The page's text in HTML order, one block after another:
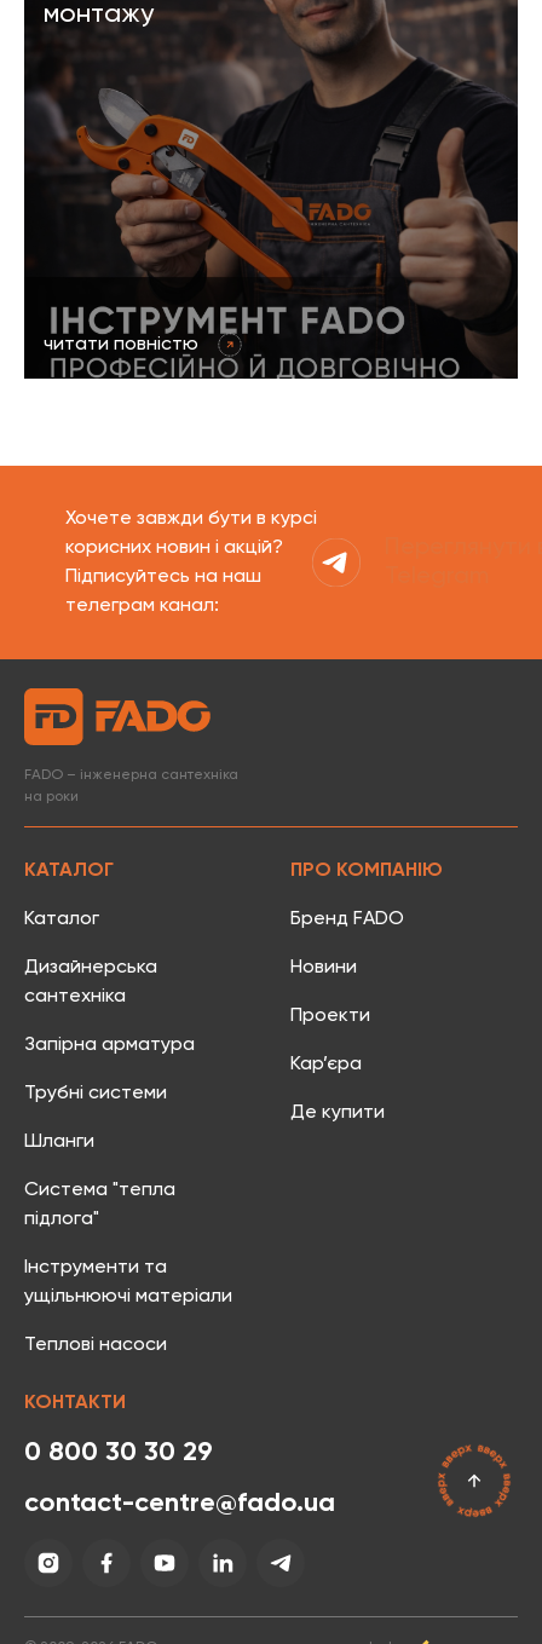
монтажу
читати повністю
Хочете завжди бути в курсі
корисних новин і акцій?
Підписуйтесь на наш
телеграм канал:
FADO – інженерна сантехніка
на роки
КАТАЛОГ
Каталог
Дизайнерська
сантехніка
Запірна арматура
Трубні системи
Шланги
Система "тепла
підлога"
Інструменти та
ущільнюючі матеріали
Теплові насоси
ПРО КОМПАНІЮ
Бренд FADO
Новини
Проекти
Кар’єра
Де купити
КОНТАКТИ
0 800 30 30 29
contact-centre@fado.ua